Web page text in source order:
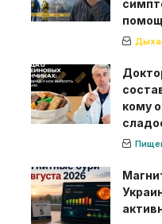
кому